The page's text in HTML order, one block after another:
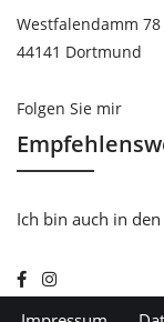
Westfalendamm 78
44141 Dortmund
Folgen Sie mir
Ich bin auch in